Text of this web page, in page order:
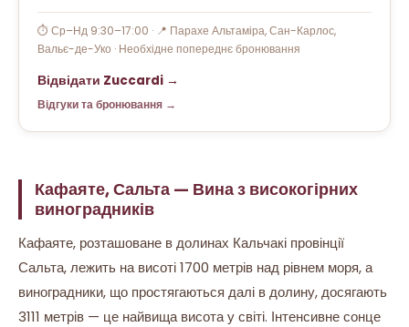
⏱ Ср–Нд 9:30–17:00 · 📍 Парахе Альтаміра, Сан-Карлос,
Вальє-де-Уко · Необхідне попереднє бронювання
Відвідати Zuccardi →
Відгуки та бронювання →
Кафаяте, Сальта — Вина з високогірних
виноградників
Кафаяте, розташоване в долинах Кальчакі провінції
Сальта, лежить на висоті 1700 метрів над рівнем моря, а
виноградники, що простягаються далі в долину, досягають
3111 метрів — це найвища висота у світі. Інтенсивне сонце